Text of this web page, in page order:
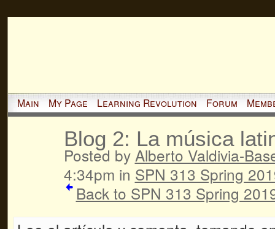
Main My Page Learning Revolution Forum
Blog 2: La música
Posted by Alberto Valdivia-
4:34pm in SPN 313 Spring
Back to SPN 313 Spring